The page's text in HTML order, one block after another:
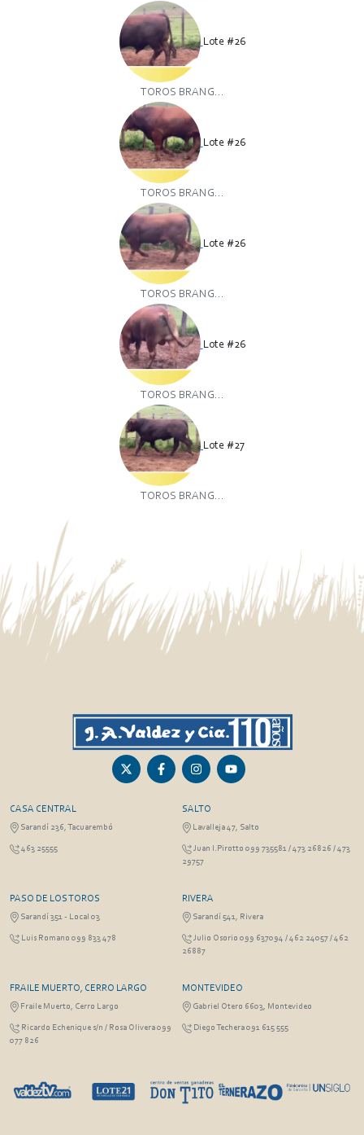
Lote #26
TOROS BRANG...
Lote #26
TOROS BRANG...
Lote #26
TOROS BRANG...
Lote #26
TOROS BRANG...
Lote #27
TOROS BRANG...
CASA CENTRAL
Sarandí 236, Tacuarembó
463 25555
SALTO
Lavalleja 47, Salto
Juan I.Pirotto 099 735581 / 473 26826 / 473
29757
PASO DE LOS TOROS
Sarandí 351 - Local 03
Luis Romano 099 833 478
RIVERA
Sarandí 541, Rivera
Julio Osorio 099 637094 / 462 24057 / 462
26887
FRAILE MUERTO, CERRO LARGO
Fraile Muerto, Cerro Largo
Ricardo Echenique s/n / Rosa Olivera 099
077 826
MONTEVIDEO
Gabriel Otero 6603, Montevideo
Diego Techera 091 615 555